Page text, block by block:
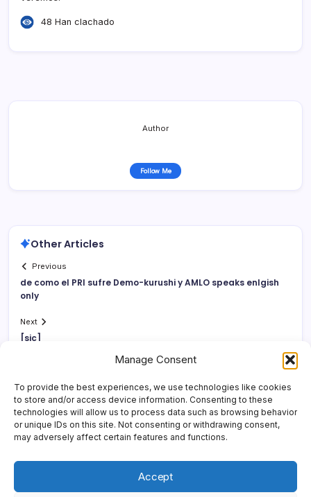
Manage Consent
To provide the best experiences, we use technologies like cookies
to store and/or access device information. Consenting to these
technologies will allow us to process data such as browsing behavior
or unique IDs on this site. Not consenting or withdrawing consent,
may adversely affect certain features and functions.
Accept
48 Han clachado
Author
Follow Me
Other Articles
Previous
de como el PRI sufre Demo-kurushi y AMLO speaks enlgish
only
Next
[sic]